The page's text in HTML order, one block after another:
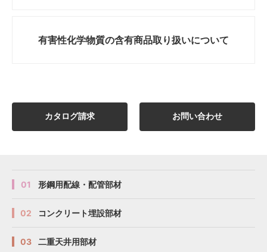
有害性化学物質の含有商品取り扱いについて
カタログ請求 お問い合わせ
01 形鋼用配線・配管部材
02 コンクリート埋設部材
03 二重天井用部材